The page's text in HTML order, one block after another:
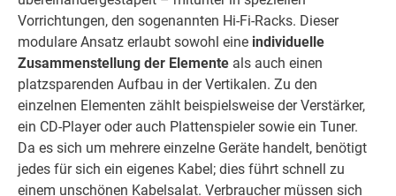
Vorrichtungen, den sogenannten Hi-Fi-Racks. Dieser
modulare Ansatz erlaubt sowohl eine individuelle
Zusammenstellung der Elemente als auch einen
platzsparenden Aufbau in der Vertikalen. Zu den
einzelnen Elementen zählt beispielsweise der Verstärker,
ein CD-Player oder auch Plattenspieler sowie ein Tuner.
Da es sich um mehrere einzelne Geräte handelt, benötigt
jedes für sich ein eigenes Kabel; dies führt schnell zu
einem unschönen Kabelsalat. Verbraucher müssen sich